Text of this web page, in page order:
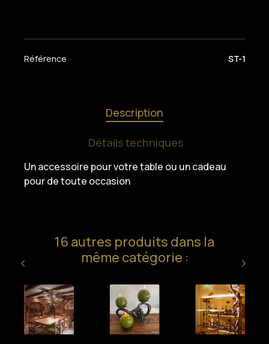
Référence ST-1
Description
Détails techniques
Un accessoire pour votre table ou un cadeau
pour de toute occasion
16 autres produits dans la
même catégorie :